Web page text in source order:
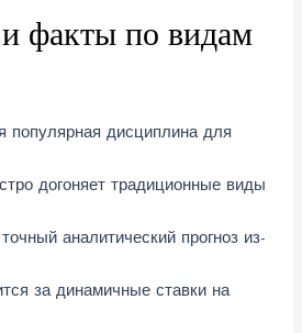
факты по видам
популярная дисциплина для
догоняет традиционные виды
аналитический прогноз из-
за динамичные ставки на